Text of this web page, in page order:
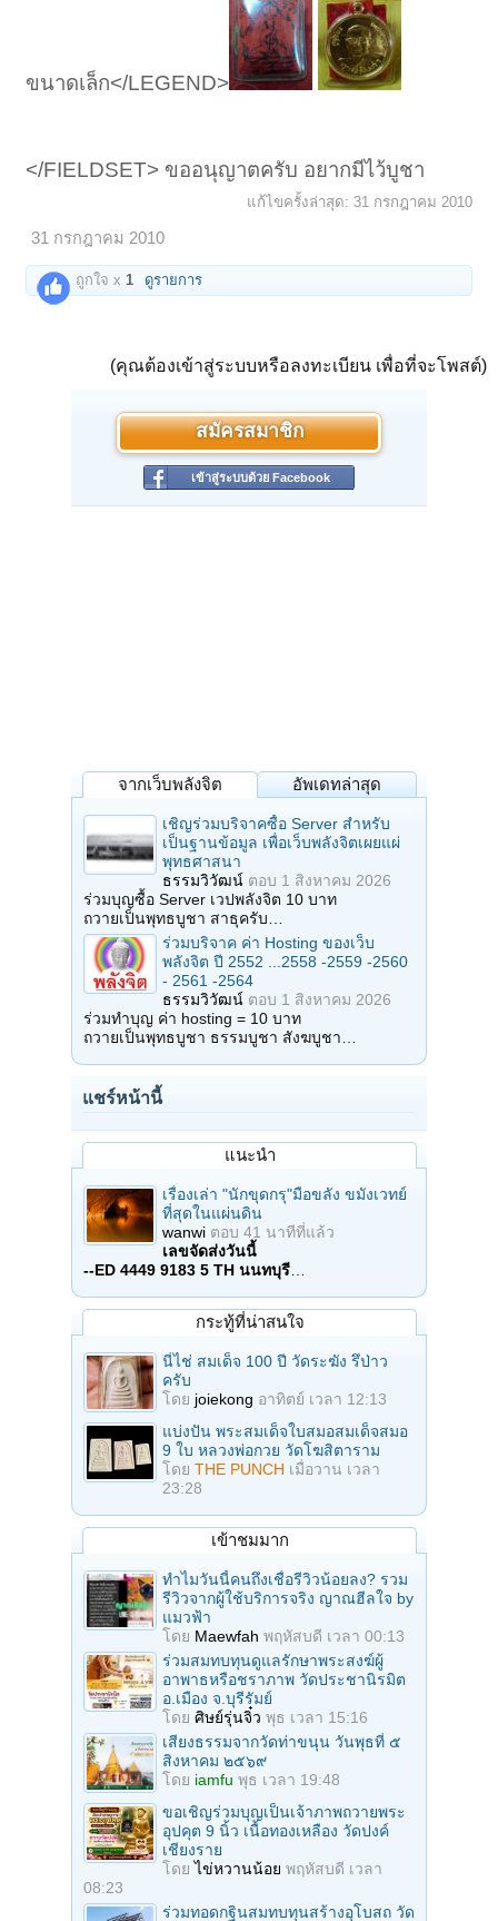
ขนาดเล็ก</LEGEND>
</FIELDSET> ขออนุญาตครับ อยากมีไว้บูชา
แก้ไขครั้งล่าสุด: 31 กรกฎาคม 2010
31 กรกฎาคม 2010
ถูกใจ x1 ดูรายการ
(คุณต้องเข้าสู่ระบบหรือลงทะเบียน เพื่อที่จะโพสต์)
สมัครสมาชิก
เข้าสู่ระบบด้วย Facebook
จากเว็บพลังจิต อัพเดทล่าสุด
เชิญร่วมบริจาคซื้อ Server สำหรับ
เป็นฐานข้อมูล เพื่อเว็บพลังจิตเผยแผ่
พุทธศาสนา
ธรรมวิวัฒน์ ตอบ 1 สิงหาคม 2026
ร่วมบุญซื้อ Server เวปพลังจิต 10 บาท
ถวายเป็นพุทธบูชา สาธุครับ…
ร่วมบริจาค ค่า Hosting ของเว็บ
พลังจิต ปี 2552 ...2558 -2559 -2560
- 2561 -2564
ธรรมวิวัฒน์ ตอบ 1 สิงหาคม 2026
ร่วมทำบุญ ค่า hosting = 10 บาท
ถวายเป็นพุทธบูชา ธรรมบูชา สังฆบูชา…
แชร์หน้านี้
แนะนำ
เรื่องเล่า "นักขุดกรุ"มือขลัง ขมังเวทย์
ที่สุดในแผ่นดิน
wanwi ตอบ 41 นาทีที่แล้ว
เลขจัดส่งวันนี้
--ED 4449 9183 5 TH นนทบุรี…
กระทู้ที่น่าสนใจ
นี่ไช่ สมเด็จ 100 ปี วัดระฆัง รึป่าว
ครับ
โดย joiekong อาทิตย์ เวลา 12:13
แบ่งปัน พระสมเด็จใบสมอสมเด็จสมอ
9 ใบ หลวงพ่อกวย วัดโฆสิตาราม
โดย THE PUNCH เมื่อวาน เวลา
23:28
เข้าชมมาก
ทำไมวันนี้คนถึงเชื่อรีวิวน้อยลง? รวม
รีวิวจากผู้ใช้บริการจริง ญาณฮีลใจ by
แมวฟ้า
โดย Maewfah พฤหัสบดี เวลา 00:13
ร่วมสมทบทุนดูแลรักษาพระสงฆ์ผู้
อาพาธหรือชราภาพ วัดประชานิรมิต
อ.เมือง จ.บุรีรัมย์
โดย ศิษย์รุ่นจิ๋ว พุธ เวลา 15:16
เสียงธรรมจากวัดท่าขนุน วันพุธที่ ๕
สิงหาคม ๒๕๖๙
โดย iamfu พุธ เวลา 19:48
ขอเชิญร่วมบุญเป็นเจ้าภาพถวายพระ
อุปคุต 9 นิ้ว เนื้อทองเหลือง วัดปงค์
เชียงราย
โดยไข่หวานน้อย พฤหัสบดี เวลา
08:23
ร่วมทอดกฐินสมทบทุนสร้างอุโบสถ วัด